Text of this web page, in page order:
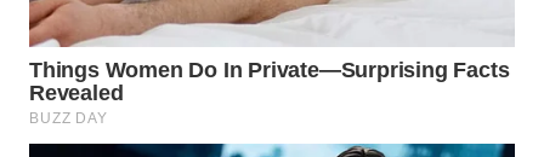
TEBING
TINGGI
WN
PAKPAK